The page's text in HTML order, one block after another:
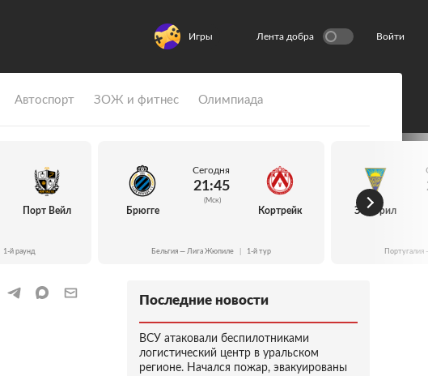
Игры Лента добра Войти
Автоспорт ЗОЖ и фитнес Олимпиада
Порт Вейл
1-й раунд
Брюгге
Сегодня
21:45
(Мск)
Кортрейк
Бельгия — Лига Жюпиле 1-й тур
Эшторил
Последние новости
ВСУ атаковали беспилотниками
логистический центр в уральском
регионе. Начался пожар, эвакуированы